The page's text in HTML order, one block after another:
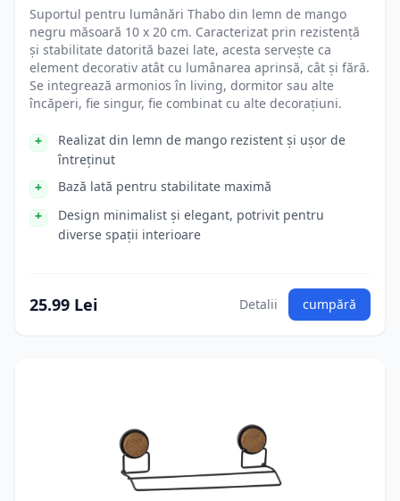
Suportul pentru lumânări Thabo din lemn de mango
negru măsoară 10 x 20 cm. Caracterizat prin rezistență
și stabilitate datorită bazei late, acesta servește ca
element decorativ atât cu lumânarea aprinsă, cât și fără.
Se integrează armonios în living, dormitor sau alte
încăperi, fie singur, fie combinat cu alte decorațiuni.
Realizat din lemn de mango rezistent și ușor de
întreținut
Bază lată pentru stabilitate maximă
Design minimalist și elegant, potrivit pentru
diverse spații interioare
25.99 Lei Detalii cumpără